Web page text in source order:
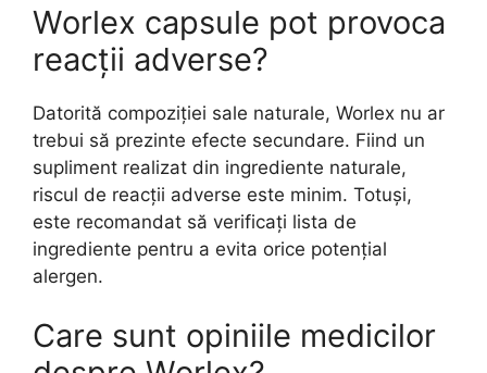
Worlex capsule pot provoca
reacții adverse?
Datorită compoziției sale naturale, Worlex nu ar
trebui să prezinte efecte secundare. Fiind un
supliment realizat din ingrediente naturale,
riscul de reacții adverse este minim. Totuși,
este recomandat să verificați lista de
ingrediente pentru a evita orice potențial
alergen.
Care sunt opiniile medicilor